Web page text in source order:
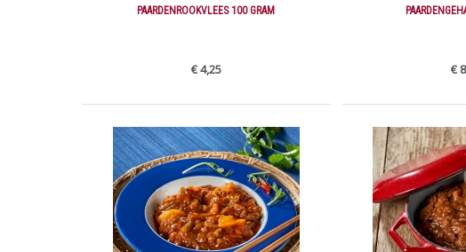
PAARDENROOKVLEES 100 GRAM
€ 4,25 €